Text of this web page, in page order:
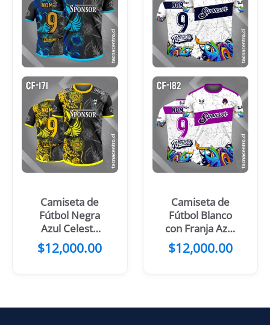
Camiseta de
Fútbol Negra
Azul Celeste
con Flores
$12,000.00
Camiseta de
Fútbol Blanco
con Franja Azul
noche Cruzada
en el Pecho
$12,000.00